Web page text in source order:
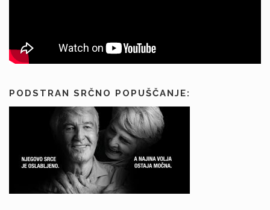
PODSTRAN SRČNO POPUŠČANJE: